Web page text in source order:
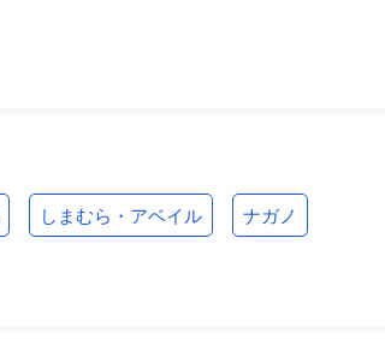
しまむら・アベイル ナガノ